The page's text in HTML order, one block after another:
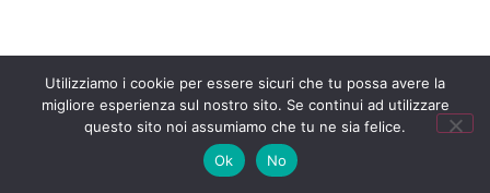
Utilizziamo i cookie per essere sicuri che tu possa avere la
migliore esperienza sul nostro sito. Se continui ad utilizzare
questo sito noi assumiamo che tu ne sia felice.
Ok
No